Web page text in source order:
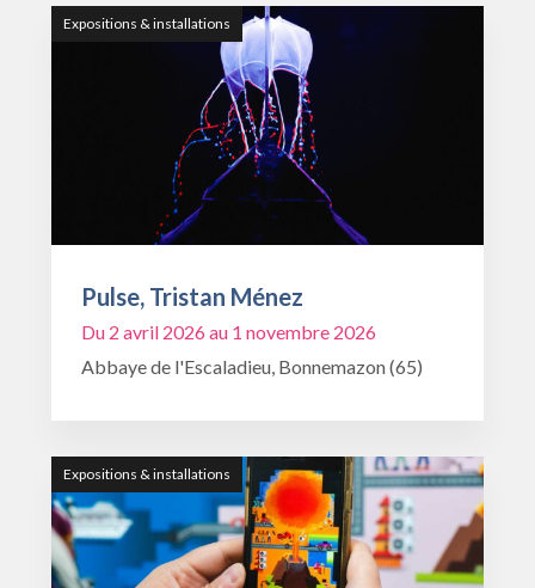
Expositions & installations
Pulse, Tristan Ménez
Du 2 avril 2026 au 1 novembre 2026
Abbaye de l'Escaladieu, Bonnemazon (65)
Expositions & installations